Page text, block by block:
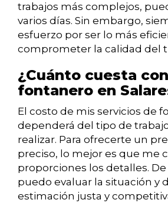
trabajos más complejos,
varios días. Sin embargo,
esfuerzo por ser lo más
comprometer la calidad del
¿Cuánto cuesta
fontanero en
El costo de mis servicios de
dependerá del tipo de
realizar. Para ofrecerte un
preciso, lo mejor es que me
proporciones los detalles.
puedo evaluar la situación y
estimación justa y